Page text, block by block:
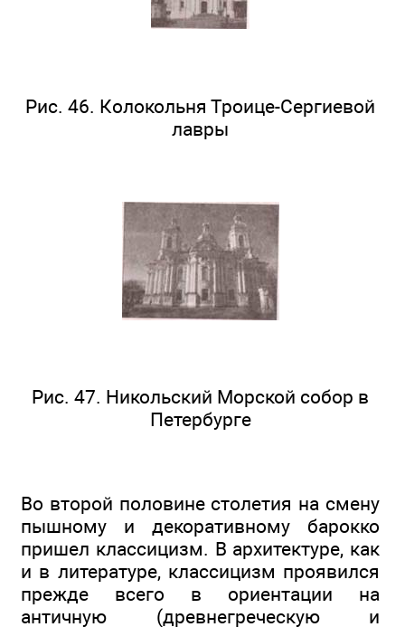
Рис. 46. Колокольня Троице-Сергиевой
лавры
Рис. 47. Никольский Морской собор в
Петербурге
Во второй половине столетия на смену
пышному и декоративному барокко
пришел классицизм. В архитектуре, как
и в литературе, классицизм проявился
прежде всего в ориентации на
античную (древнегреческую и